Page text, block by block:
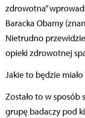
zdrowotna”
Baracka Obamy
Nietrudno
opieki zdrowotnej
Jakie to będzie
Zostało to w sposób
grupę badaczy pod